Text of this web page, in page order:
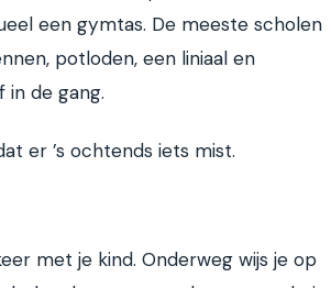
een gymtas. De meeste scholen
potloden, een liniaal en
in de gang.
er ’s ochtends iets mist.
met je kind. Onderweg wijs je op